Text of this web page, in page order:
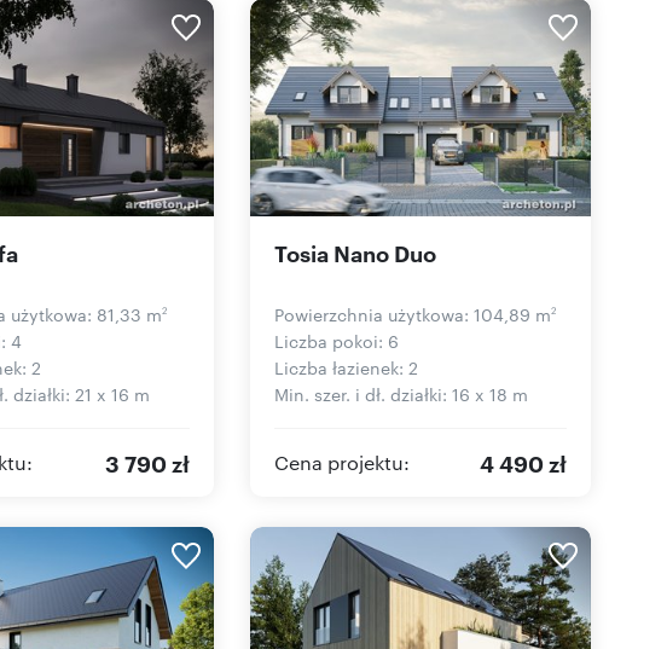
użytkowa: 81,33 m2
4
2
działki: 21 x 16 m
3 790 zł
Tosia Nano Duo
Powierzchnia użytkowa: 104,89 m2
Liczba pokoi: 6
Liczba łazienek: 2
Min. szer. i dł. działki: 16 x 18 m
Cena projektu: 4 490 zł